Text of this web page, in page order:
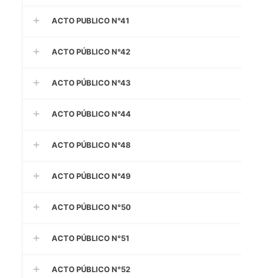
ACTO PUBLICO N°41
ACTO PÚBLICO N°42
ACTO PÚBLICO N°43
ACTO PÚBLICO N°44
ACTO PÚBLICO N°48
ACTO PÚBLICO N°49
ACTO PÚBLICO N°50
ACTO PÚBLICO N°51
ACTO PÚBLICO N°52